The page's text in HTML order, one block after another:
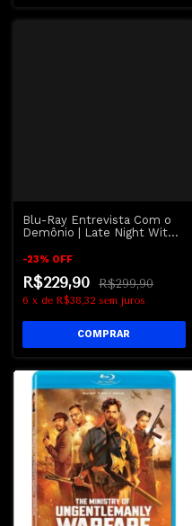
Blu-Ray Entrevista Com o
Demônio | Late Night With
-23% OFF
R$229,90 R$299,90
6 x de R$38,32 sem juros